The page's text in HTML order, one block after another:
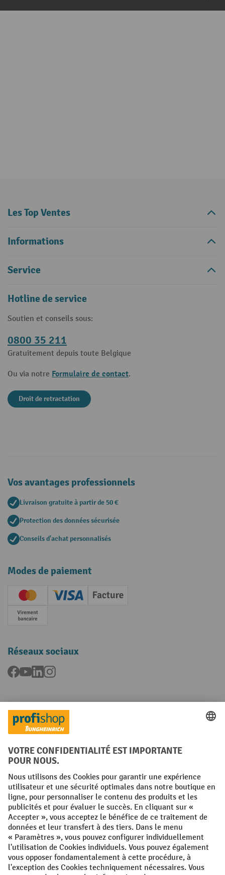
Les Top Ventes
Informations
Service
Hotline de service
Soutien et conseils sous:
0800 35 211
Gratuitement depuis toute Belgique
Ou via notre Formulaire de contact.
Droit de retractation
Vos avantages professionnels
Livraison gratuite à partir de 50 €
Protection des données sécurisée
Conseils d'achat personnalisés
Modes de paiement
Creditcard (Master)Creditcard (Visa)
Facture
Paiement anticipé
Réseaux sociaux
Facebook
YouTubeLinkedInInstagram
Langues
FR NL
Conditions générales Mentions légales
Protection des Données Politique de cookies
All prices excl. VAT plusshipping costsand possible delivery charges,
if not stated otherwise.
¹ La remise est valable jusqu'à épuisement des stocks. La remise ne
s'applique pas aux prix spéciaux. Il n'est pas possible de le combiner
avec d'autres réductions en pourcentage ou bons de réduction. | ² La